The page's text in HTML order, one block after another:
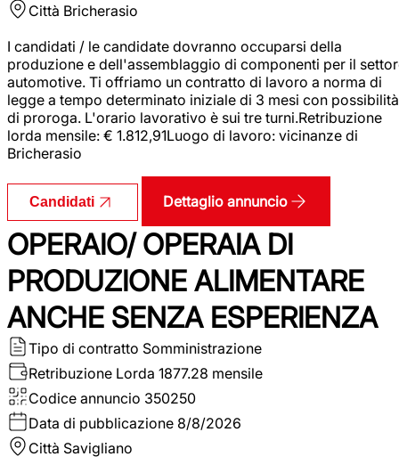
Città Bricherasio
I candidati / le candidate dovranno occuparsi della
produzione e dell'assemblaggio di componenti per il
automotive. Ti offriamo un contratto di lavoro a norma di
legge a tempo determinato iniziale di 3 mesi con possibilità
di proroga. L'orario lavorativo è sui tre turni.Retribuzione
lorda mensile: € 1.812,91Luogo di lavoro: vicinanze di
Bricherasio
Candidati Dettaglio annuncio
OPERAIO/ OPERAIA DI
PRODUZIONE ALIMENTARE
ANCHE SENZA ESPERIENZA
Tipo di contratto Somministrazione
Retribuzione Lorda 1877.28 mensile
Codice annuncio 350250
Data di pubblicazione 8/8/2026
Città Savigliano